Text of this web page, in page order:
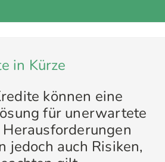
in Kürze
können eine
für unerwartete
jedoch auch Risiken,